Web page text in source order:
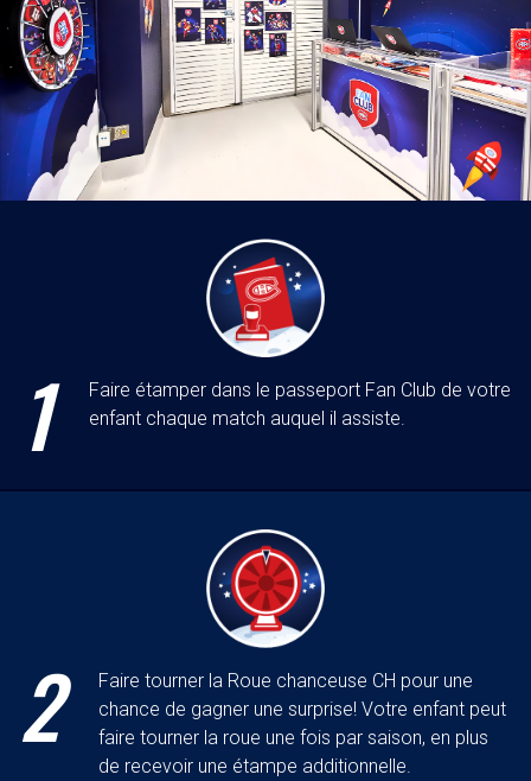
1
Faire étamper dans le passeport Fan Club de votre
enfant chaque match auquel il assiste.
2
Faire tourner la Roue chanceuse CH pour une
chance de gagner une surprise! Votre enfant peut
faire tourner la roue une fois par saison, en plus
de recevoir une étampe additionnelle.